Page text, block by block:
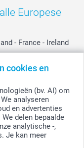
cookies en
(bv. AI) om
analyseren
en advertenties
delen bepaalde
analytische -,
Je kan meer
Europese
- France - Ireland
- Suisse -
-
verzendkosten.